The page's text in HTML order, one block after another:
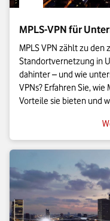
MPLS-VPN für
MPLS VPN zählt zu
Standortvernetzung in
dahinter – und wie
VPNs? Erfahren Sie,
Vorteile sie bieten und